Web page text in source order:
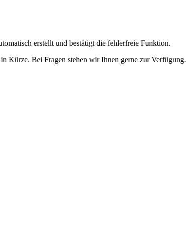
erstellt und bestätigt die fehlerfreie Funktion.
Kürze. Bei Fragen stehen wir Ihnen gerne zur Verfügung.